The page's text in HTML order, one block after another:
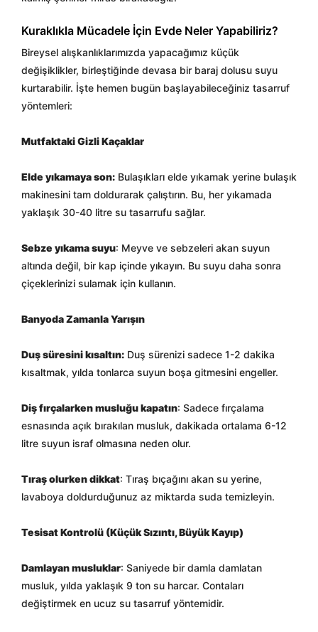
Kuraklıkla Mücadele İçin Evde Neler Yapabiliriz?
Bireysel alışkanlıklarımızda yapacağımız küçük
değişiklikler, birleştiğinde devasa bir baraj dolusu suyu
kurtarabilir. İşte hemen bugün başlayabileceğiniz tasarruf
yöntemleri:
Mutfaktaki Gizli Kaçaklar
Elde yıkamaya son: Bulaşıkları elde yıkamak yerine bulaşık
makinesini tam doldurarak çalıştırın. Bu, her yıkamada
yaklaşık 30-40 litre su tasarrufu sağlar.
Sebze yıkama suyu: Meyve ve sebzeleri akan suyun
altında değil, bir kap içinde yıkayın. Bu suyu daha sonra
çiçeklerinizi sulamak için kullanın.
Banyoda Zamanla Yarışın
Duş süresini kısaltın: Duş sürenizi sadece 1-2 dakika
kısaltmak, yılda tonlarca suyun boşa gitmesini engeller.
Diş fırçalarken musluğu kapatın: Sadece fırçalama
esnasında açık bırakılan musluk, dakikada ortalama 6-12
litre suyun israf olmasına neden olur.
Tıraş olurken dikkat: Tıraş bıçağını akan su yerine,
lavaboya doldurduğunuz az miktarda suda temizleyin.
Tesisat Kontrolü (Küçük Sızıntı, Büyük Kayıp)
Damlayan musluklar: Saniyede bir damla damlatan
musluk, yılda yaklaşık 9 ton su harcar. Contaları
değiştirmek en ucuz su tasarruf yöntemidir.